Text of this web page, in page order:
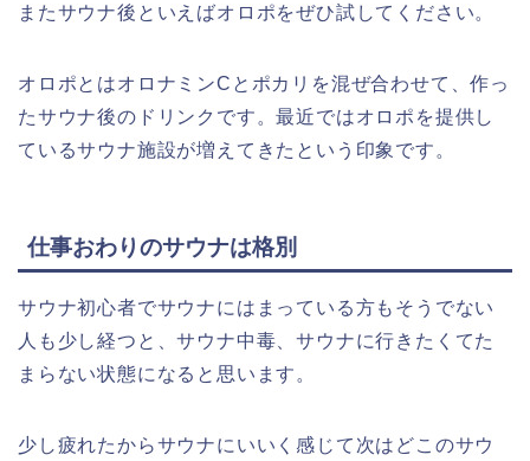
またサウナ後といえばオロポをぜひ試してください。
オロポとはオロナミンCとポカリを混ぜ合わせて、作っ
たサウナ後のドリンクです。最近ではオロポを提供し
ているサウナ施設が増えてきたという印象です。
仕事おわりのサウナは格別
サウナ初心者でサウナにはまっている方もそうでない
人も少し経つと、サウナ中毒、サウナに行きたくてた
まらない状態になると思います。
少し疲れたからサウナにいいく感じて次はどこのサウ